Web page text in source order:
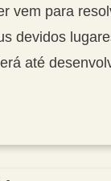
vem para
devidos
até